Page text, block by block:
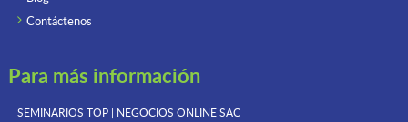
Contáctenos
Para más información
SEMINARIOS TOP | NEGOCIOS ONLINESAC